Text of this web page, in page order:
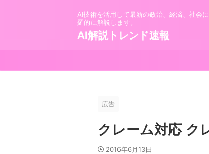
AI技術を活用して最新の政治、経済、社会
羅的に解説します。
AI解説トレンド速報
広告
クレーム対応 ク
2016年6月13日